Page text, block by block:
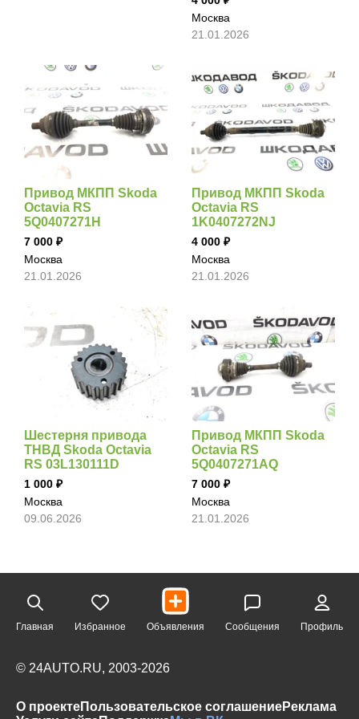
Москва
21.01.2026
Привод МКПП Skoda
Octavia RS
5Q0407271H
7 000
Москва
21.01.2026
Привод МКПП Skoda
Octavia RS
1K0407272NJ
4 000
Москва
21.01.2026
Шестерня привода
ТНВД Skoda Octavia
RS 03L130111D
1 000
Москва
09.06.2026
Привод МКПП Skoda
Octavia RS
5Q0407271AQ
7 000
Москва
21.01.2026
Главная Избранное Объявления Сообщения Профиль
© 24AUTO.RU, 2003-2026
О проектеПользовательское соглашениеРеклама